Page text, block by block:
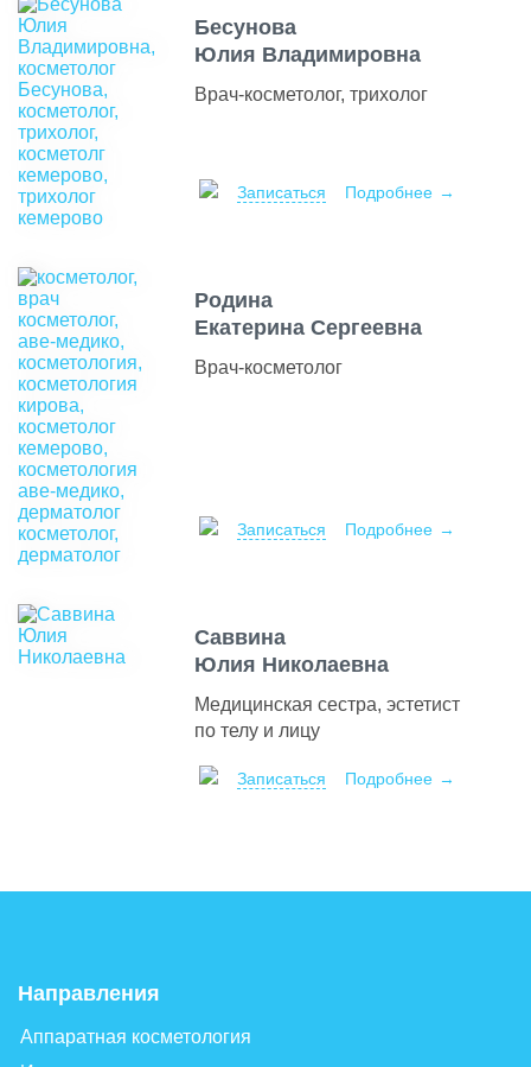
Бесунова
Юлия Владимировна
Врач-косметолог, трихолог
Записаться Подробнее
Родина
Екатерина Сергеевна
Врач-косметолог
Записаться Подробнее
Саввина
Юлия Николаевна
Медицинская сестра, эстетист
по телу и лицу
Записаться Подробнее
Направления
Аппаратная косметология